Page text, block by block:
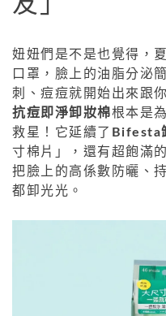
妞妞們是不是也覺得，
口罩，臉上的油脂分泌
刺、痘痘就開始出來跟
抗痘即淨卸妝棉根本是
救星！它延續了 Bifesta
寸棉片」，還有超飽滿
把臉上的高係數防曬、
都卸光光。